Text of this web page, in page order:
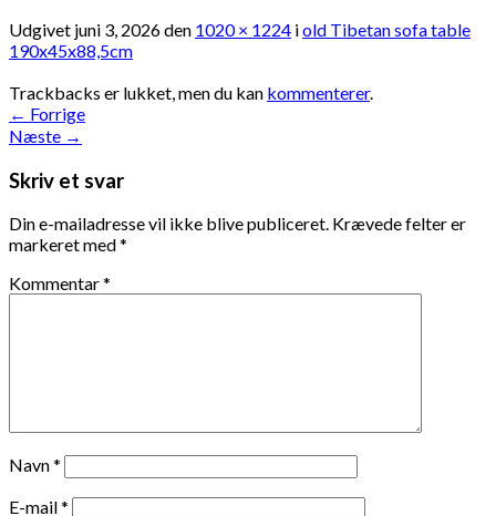
Udgivet juni 3, 2026den 1020 × 1224 iold Tibetan sofa table
190x45x88,5cm
Trackbacks er lukket, men du kan kommenterer.
← Forrige
Næste →
Skriv et svar
Din e-mailadresse vil ikke blive publiceret. Krævede felter er
markeret med*
Kommentar*
Navn*
E-mail*